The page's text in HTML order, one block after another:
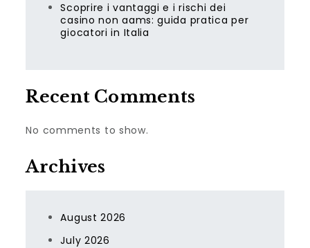
Scoprire i vantaggi e i rischi dei
casino non aams: guida pratica per
giocatori in Italia
Recent Comments
No comments to show.
Archives
August 2026
July 2026